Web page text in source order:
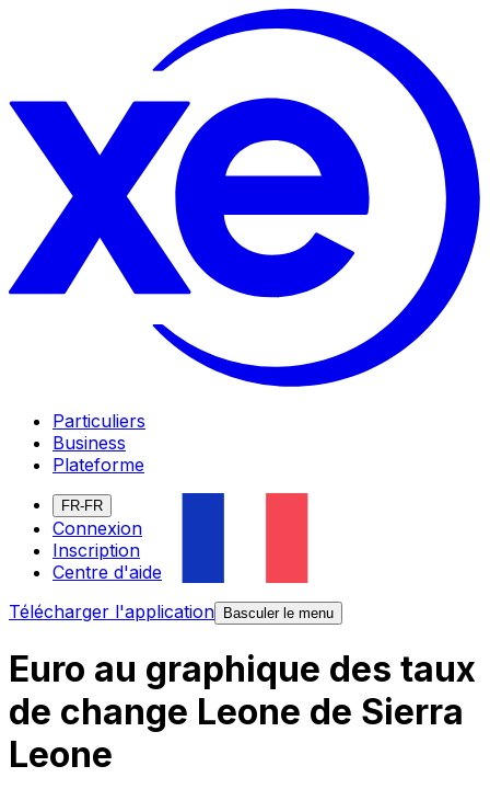
Particuliers
Business
Plateforme
FR-FR
Connexion
Inscription
Centre d'aide
Télécharger l'application
Basculer le menu
Euro au graphique des taux
de change Leone de Sierra
Leone